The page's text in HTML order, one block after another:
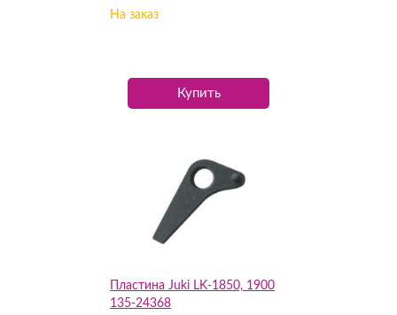
На заказ
Купить
Пластина Juki LK-1850, 1900
135-24368